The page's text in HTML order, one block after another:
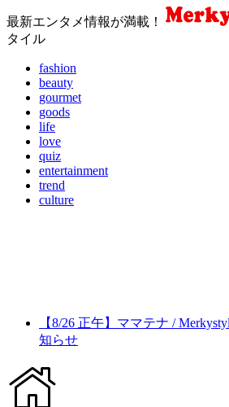
最新エンタメ情報が満載！
タイル
fashion
beauty
gourmet
goods
life
love
quiz
entertainment
trend
culture
【8/26 正午】ママテナ /
知らせ